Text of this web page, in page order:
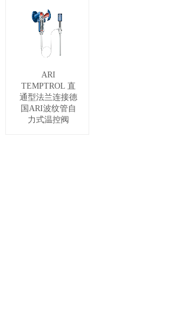
ARI
TEMPTROL 直
通型法兰连接德
国ARI波纹管自
力式温控阀